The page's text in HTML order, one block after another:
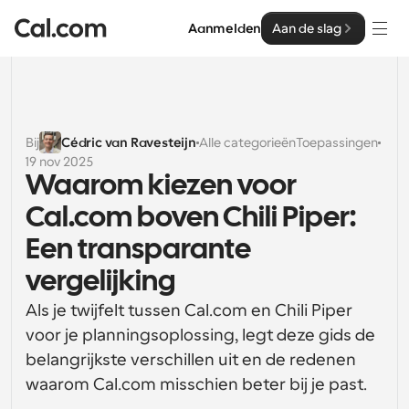
Aanmelden Aan de slag
Oplossingen
Op teamgrootte
Voor individuen
Persoonlijke planning eenvoudig gemaakt
Samenwerkingsplanning voor groepen
Voor organisaties
Grotere teamsplanning voor meer controle en
beveiliging
Enterprise
Ontwikkelaar
Ontwikkelaarsdocumentatie
Documentatie voor het Cal.com-platform
Hulpbronnen
Lettertype: Cal Sans UI & tekst
Prijzen
Bij Cédric van Ravesteijn Alle categorieënToepassingen
19 nov 2025
Waarom kiezen voor
Cal.com boven Chili Piper:
Een transparante
vergelijking
Als je twijfelt tussen Cal.com en Chili Piper
voor je planningsoplossing, legt deze gids de
belangrijkste verschillen uit en de redenen
waarom Cal.com misschien beter bij je past.